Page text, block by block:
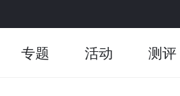
专题 活动 测评